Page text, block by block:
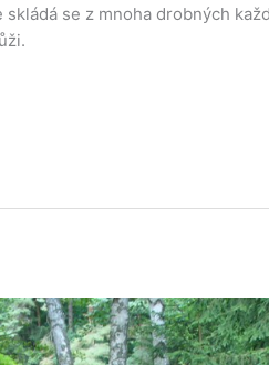
skládá se z mnoha drobných